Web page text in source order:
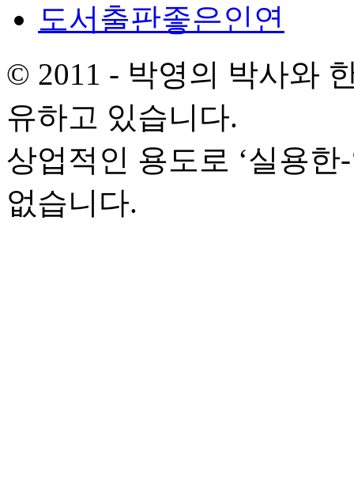
도서출판좋은인연
© 2011 - 박영의 박사와
유하고 있습니다.
상업적인 용도로 ‘실용
없습니다.